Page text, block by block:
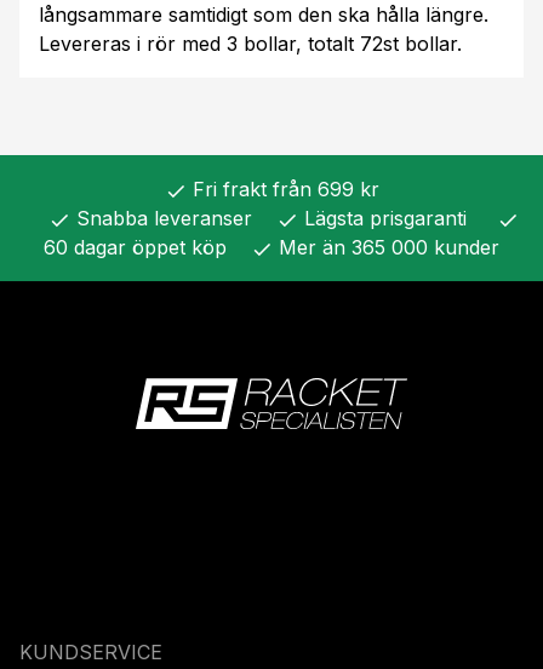
långsammare samtidigt som den ska hålla längre.
Levereras i rör med 3 bollar, totalt 72st bollar.
check Fri frakt från 699 kr
check Snabba leveranser check Lägsta prisgaranti check
60 dagar öppet köp check Mer än 365 000 kunder
KUNDSERVICE